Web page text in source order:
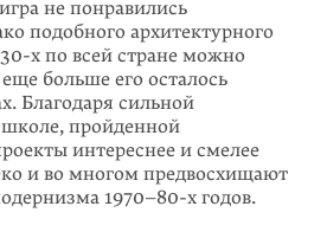
не понравились
подобного архитектурного
х по всей стране можно
больше его осталось
Благодаря силь­ной
пройденной
ин­те­реснее и смелее
и во многом предвосхищают
1970–80-х годов.